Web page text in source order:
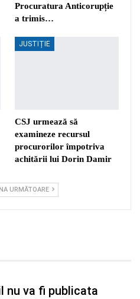
Procuratura Anticorupție
a trimis…
JUSTIȚIE
CSJ urmează să
examineze recursul
procurorilor împotriva
achitării lui Dorin Damir
URMĂTOARE
nu va fi publicata